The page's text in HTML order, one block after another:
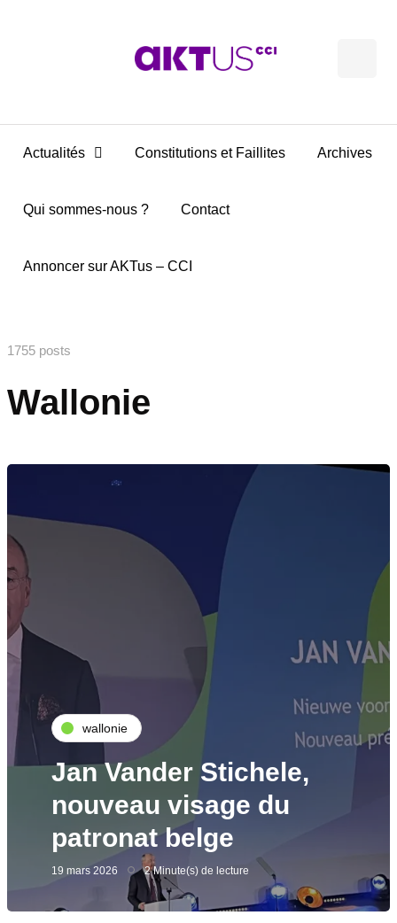
Actualités Constitutions et Faillites Archives
Qui sommes-nous ? Contact
Annoncer sur AKTus – CCI
1755 posts
Wallonie
wallonie
Jan Vander Stichele,
nouveau visage du
patronat belge
19 mars 2026 2 Minute(s) de lecture